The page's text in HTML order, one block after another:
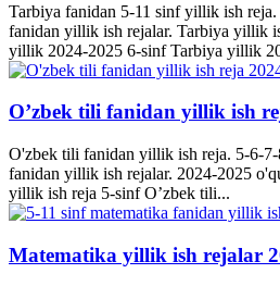
Tarbiya fanidan 5-11 sinf yillik ish
fanidan yillik ish rejalar. Tarbiya yillik
yillik 2024-2025 6-sinf Tarbiya yillik
O’zbek tili fanidan yillik ish
O'zbek tili fanidan yillik ish reja. 5-6-
fanidan yillik ish rejalar. 2024-2025
yillik ish reja 5-sinf O’zbek tili...
Matematika yillik ish rejalar